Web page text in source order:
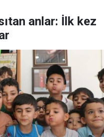
anlar: İlk kez